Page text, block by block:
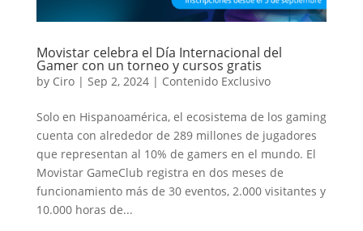
Movistar celebra el Día Internacional del
Gamer con un torneo y cursos gratis
by Ciro| Sep 2, 2024| Contenido Exclusivo
Solo en Hispanoamérica, el ecosistema de los gaming
cuenta con alrededor de 289 millones de jugadores
que representan al 10% de gamers en el mundo. El
Movistar GameClub registra en dos meses de
funcionamiento más de 30 eventos, 2.000 visitantes y
10.000 horas de...